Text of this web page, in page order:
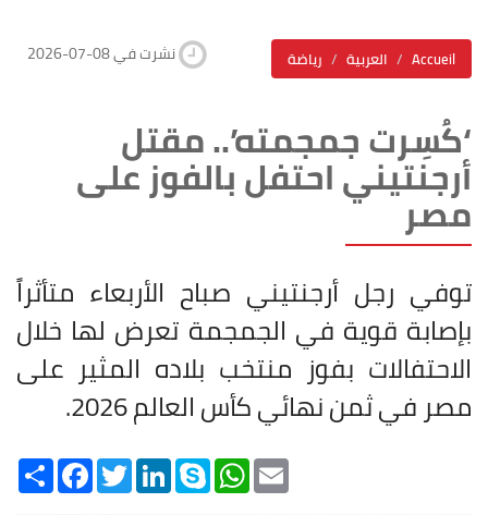
رياضة العربية Accueil 2026-07-08 نشرت في
‘كُسِرت جمجمته’.. مقتل
أرجنتيني احتفل بالفوز على
مصر
توفي رجل أرجنتيني صباح الأربعاء متأثراً
بإصابة قوية في الجمجمة تعرض لها خلال
الاحتفالات بفوز منتخب بلاده المثير على
مصر في ثمن نهائي كأس العالم 2026 .
Share
FacebookTwitterLinkedInSkype
WhatsAppEmail